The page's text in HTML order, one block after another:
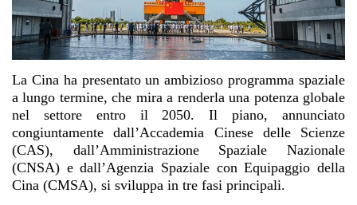
La Cina ha presentato un ambizioso programma spaziale
a lungo termine, che mira a renderla una potenza globale
nel settore entro il 2050. Il piano, annunciato
congiuntamente dall’Accademia Cinese delle Scienze
(CAS), dall’Amministrazione Spaziale Nazionale
(CNSA) e dall’Agenzia Spaziale con Equipaggio della
Cina (CMSA), si sviluppa in tre fasi principali.